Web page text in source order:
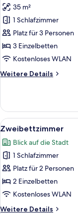
für
Dreibettzimmer
anzeigen
35 m²
1 Schlafzimmer
Platz für 3 Personen
3 Einzelbetten
Kostenloses WLAN
Weitere Details
Weitere
Alle
Fotos
für
Zweibettzimmer
anzeigen
13
Zweibettzimmer
Blick auf die Stadt
1 Schlafzimmer
Platz für 2 Personen
2 Einzelbetten
Kostenloses WLAN
Weitere Details
Weitere